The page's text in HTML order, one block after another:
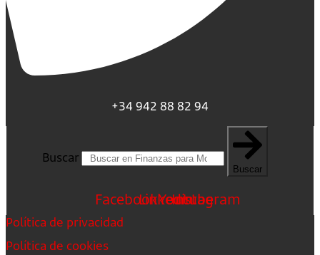
+34 942 88 82 94
Buscar
Buscar
FacebookLinkedin
Youtube
Instagram
Política de privacidad
Política de cookies